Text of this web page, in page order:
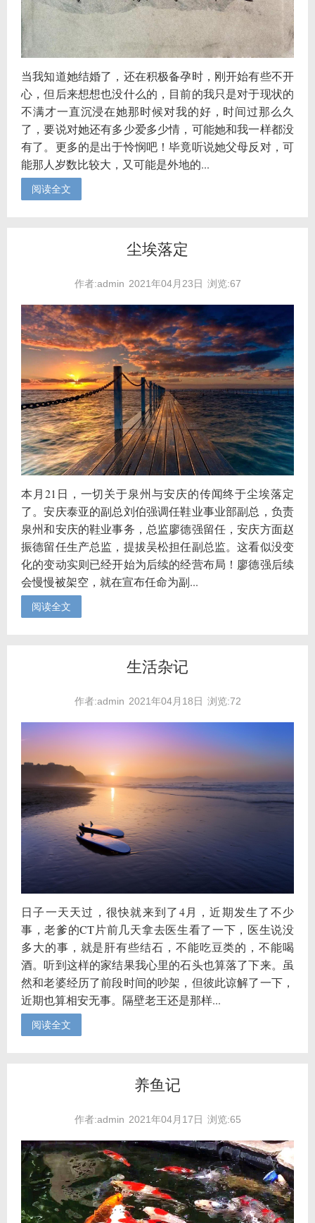
当我知道她结婚了，还在积极备孕时，刚开始有些不开
心，但后来想想也没什么的，目前的我只是对于现状的
不满才一直沉浸在她那时候对我的好，时间过那么久
了，要说对她还有多少爱多少情，可能她和我一样都没
有了。更多的是出于怜悯吧！毕竟听说她父母反对，可
能那人岁数比较大，又可能是外地的...
阅读全文
尘埃落定
作者:admin 2021年04月23日 浏览:67
本月21日，一切关于泉州与安庆的传闻终于尘埃落定
了。安庆泰亚的副总刘伯强调任鞋业事业部副总，负责
泉州和安庆的鞋业事务，总监廖德强留任，安庆方面赵
振德留任生产总监，提拔吴松担任副总监。这看似没变
化的变动实则已经开始为后续的经营布局！廖德强后续
会慢慢被架空，就在宣布任命为副...
阅读全文
生活杂记
作者:admin 2021年04月18日 浏览:72
日子一天天过，很快就来到了4月，近期发生了不少
事，老爹的CT片前几天拿去医生看了一下，医生说没
多大的事，就是肝有些结石，不能吃豆类的，不能喝
酒。听到这样的家结果我心里的石头也算落了下来。虽
然和老婆经历了前段时间的吵架，但彼此谅解了一下，
近期也算相安无事。隔壁老王还是那样...
阅读全文
养鱼记
作者:admin 2021年04月17日 浏览:65